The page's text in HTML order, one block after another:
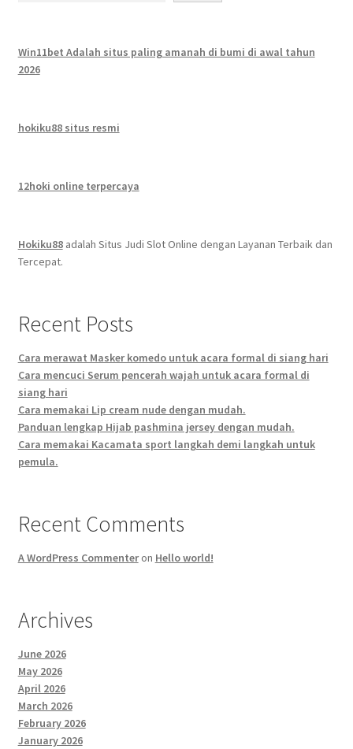
Win11bet Adalah situs paling amanah di bumi di awal tahun
2026
hokiku88 situs resmi
12hoki online terpercaya
Hokiku88adalah Situs Judi Slot Online dengan Layanan Terbaik dan
Tercepat.
Recent Posts
Cara merawat Masker komedo untuk acara formal di siang hari
Cara mencuci Serum pencerah wajah untuk acara formal di
siang hari
Cara memakai Lip cream nude dengan mudah.
Panduan lengkap Hijab pashmina jersey dengan mudah.
Cara memakai Kacamata sport langkah demi langkah untuk
pemula.
Recent Comments
A WordPress Commenteron Hello world!
Archives
June 2026
May 2026
April 2026
March 2026
February 2026
January 2026